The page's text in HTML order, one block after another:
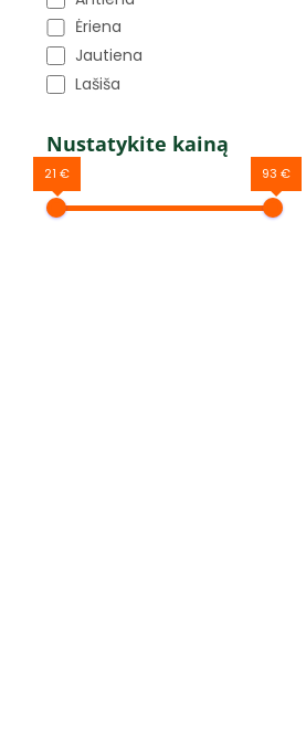
Ėriena
Jautiena
Lašiša
Nustatykite kainą
21 € 93 €